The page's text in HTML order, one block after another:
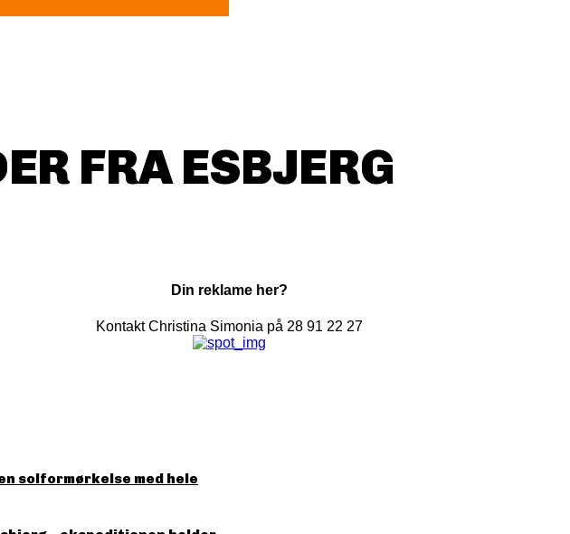
FRA ESBJERG
Din reklame her?
Kontakt Christina Simonia på 28 91 22 27
solformørkelse med hele